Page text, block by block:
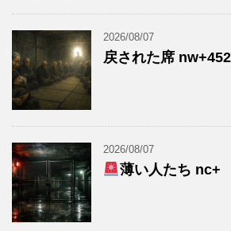
2026/08/07
戻された席 nw+452
2026/08/07
薄い人たち nc+